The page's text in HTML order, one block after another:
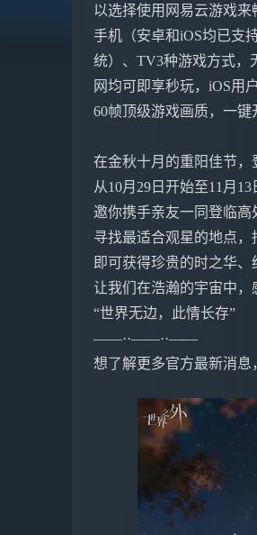
以选择使用网易云游戏
手机（安卓和iOS均已支
统）、TV3种游戏方式，
网均可即享秒玩，iOS用
60帧顶级游戏画质，一键
在金秋十月的重阳佳节，
从10月29日开始至11月
邀你携手亲友一同登临高
寻找最适合观星的地点，
即可获得珍贵的时之华、
让我们在浩瀚的宇宙中，
“世界无边，此情长存”
——··——··——
想了解更多官方最新消息